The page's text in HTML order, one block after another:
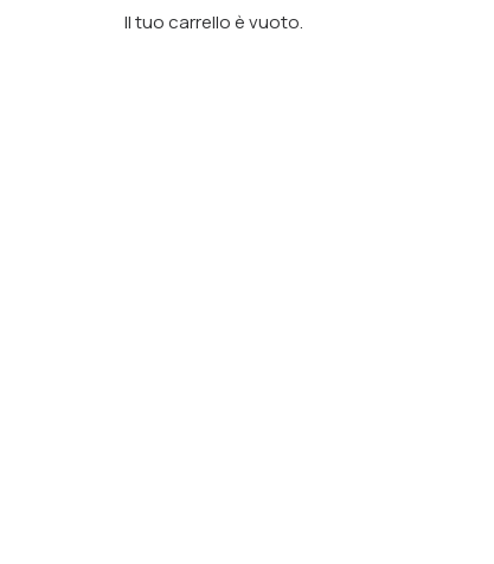
Il tuo carrello è vuoto.